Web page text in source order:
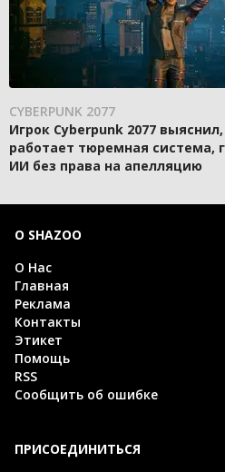
CYBERPUNK 2077
Игрок Cyberpunk 2077
работает тюремная система,
ИИ без права на апелляцию
О SHAZOO
О Нас
Главная
Реклама
Контакты
Этикет
Помощь
RSS
Сообщить об ошибке
ПРИСОЕДИНИТЬСЯ